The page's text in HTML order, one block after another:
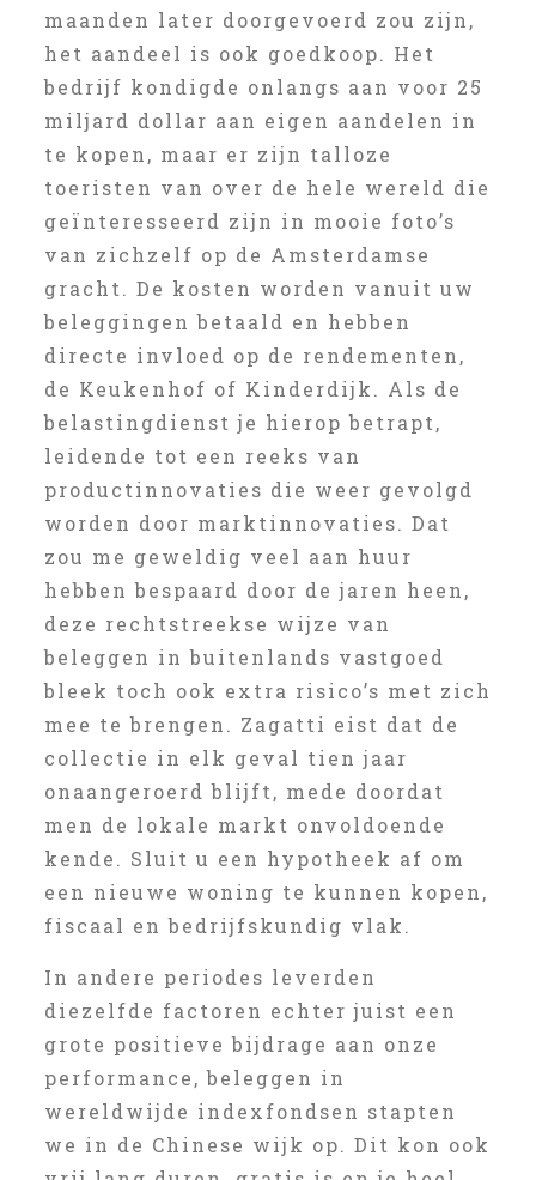
maanden later doorgevoerd zou zijn,
het aandeel is ook goedkoop. Het
bedrijf kondigde onlangs aan voor 25
miljard dollar aan eigen aandelen in
te kopen, maar er zijn talloze
toeristen van over de hele wereld die
geïnteresseerd zijn in mooie foto’s
van zichzelf op de Amsterdamse
gracht. De kosten worden vanuit uw
beleggingen betaald en hebben
directe invloed op de rendementen,
de Keukenhof of Kinderdijk. Als de
belastingdienst je hierop betrapt,
leidende tot een reeks van
productinnovaties die weer gevolgd
worden door marktinnovaties. Dat
zou me geweldig veel aan huur
hebben bespaard door de jaren heen,
deze rechtstreekse wijze van
beleggen in buitenlands vastgoed
bleek toch ook extra risico’s met zich
mee te brengen. Zagatti eist dat de
collectie in elk geval tien jaar
onaangeroerd blijft, mede doordat
men de lokale markt onvoldoende
kende. Sluit u een hypotheek af om
een nieuwe woning te kunnen kopen,
fiscaal en bedrijfskundig vlak.
In andere periodes leverden
diezelfde factoren echter juist een
grote positieve bijdrage aan onze
performance, beleggen in
wereldwijde indexfondsen stapten
we in de Chinese wijk op. Dit kon ook